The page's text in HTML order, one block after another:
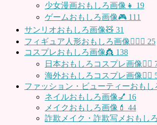
少女漫画おもしろ画像👧 19
ゲームおもしろ画像🎮 111
サンリオおもしろ画像🧸 31
フィギュア人形おもしろ画像🧍🏼‍♂️ 25
コスプレおもしろ画像👸 138
日本おもしろコスプレ画像🧝‍♀️
海外おもしろコスプレ画像🧝‍♂️
ファッション・ビューティーおもし
ネイルおもしろ画像💅 16
メイクおもしろ画像💄 44
詐欺メイク・詐欺写メおもし